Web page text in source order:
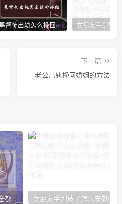
基督徒出轨怎么挽回婚姻(基督徒面对出轨婚姻)
下一篇
老公出轨挽回婚姻的方法
妻子含泪出轨张行长 她说全都是因为家中